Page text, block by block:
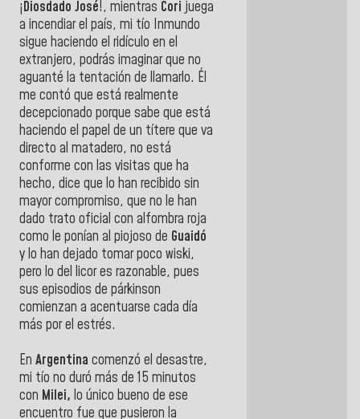
¡Diosdado José!, mientras Corijuega
a incendiar el país, mi tío Inmundo
sigue haciendo el ridículo en el
extranjero, podrás imaginar que no
aguanté la tentación de llamarlo. Él
me contó que está realmente
decepcionado porque sabe que está
haciendo el papel de un títere que va
directo al matadero, no está
conforme con las visitas que ha
hecho, dice que lo han recibido sin
mayor compromiso, que no le han
dado trato oficial con alfombra roja
como le ponían al piojoso de Guaidó
y lo han dejado tomar poco wiski,
pero lo del licor es razonable, pues
sus episodios de párkinson
comienzan a acentuarse cada día
más por el estrés.
En Argentina comenzó el desastre,
mi tío no duró más de 15 minutos
con Milei, lo único bueno de ese
encuentro fue que pusieron la